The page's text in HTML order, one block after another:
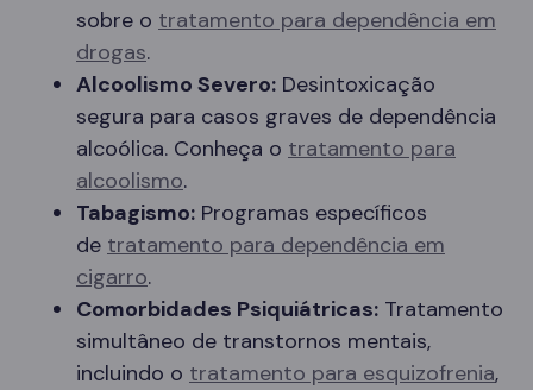
sobre o tratamento para dependência em
drogas.
Alcoolismo Severo: Desintoxicação
segura para casos graves de dependência
alcoólica. Conheça o tratamento para
alcoolismo.
Tabagismo: Programas específicos
de tratamento para dependência em
cigarro.
Comorbidades Psiquiátricas: Tratamento
simultâneo de transtornos mentais,
incluindo o tratamento para esquizofrenia,